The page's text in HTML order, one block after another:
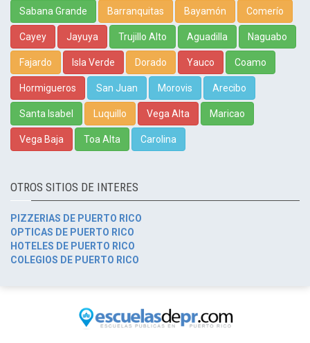
Sabana Grande Barranquitas Bayamón Comerío
Cayey Jayuya Trujillo Alto Aguadilla Naguabo
Fajardo Isla Verde Dorado Yauco Coamo
Hormigueros San Juan Morovis Arecibo
Santa Isabel Luquillo Vega Alta Maricao
Vega Baja Toa Alta Carolina
OTROS SITIOS DE INTERES
PIZZERIAS DE PUERTO RICO
OPTICAS DE PUERTO RICO
HOTELES DE PUERTO RICO
COLEGIOS DE PUERTO RICO